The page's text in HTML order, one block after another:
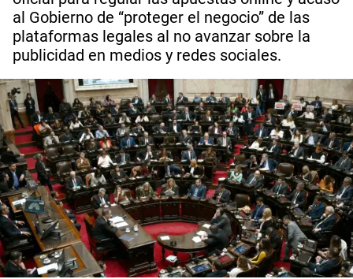
al Gobierno de “proteger el negocio” de las
plataformas legales al no avanzar sobre la
publicidad en medios y redes sociales.